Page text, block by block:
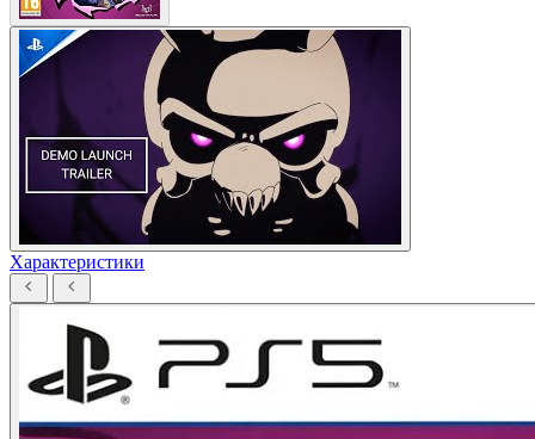
Характеристики